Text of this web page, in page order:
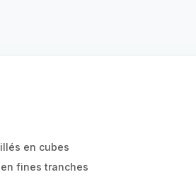
en cubes
fines tranches